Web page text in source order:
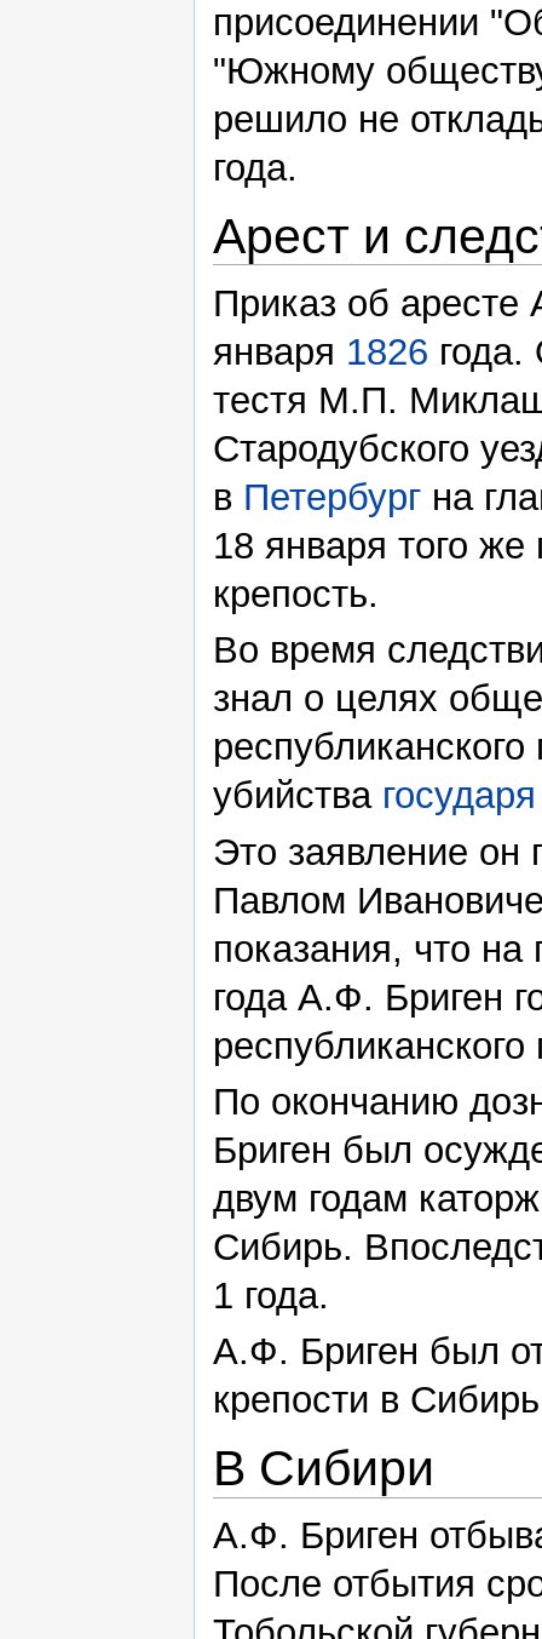
присоединении
"Южному
решило не
года.
Арест и
Приказ об
января 1826
тестя М.П.
Стародубского
в Петербург на
18 января того
крепость.
Во время
знал о целях
убийства
Это заявление он
Павлом
показания, что
года А.Ф. Бриген
По окончанию
Бриген был
двум годам
Сибирь.
1 года.
А.Ф. Бриген был
крепости в
В Сибири
А.Ф. Бриген
После отбытия